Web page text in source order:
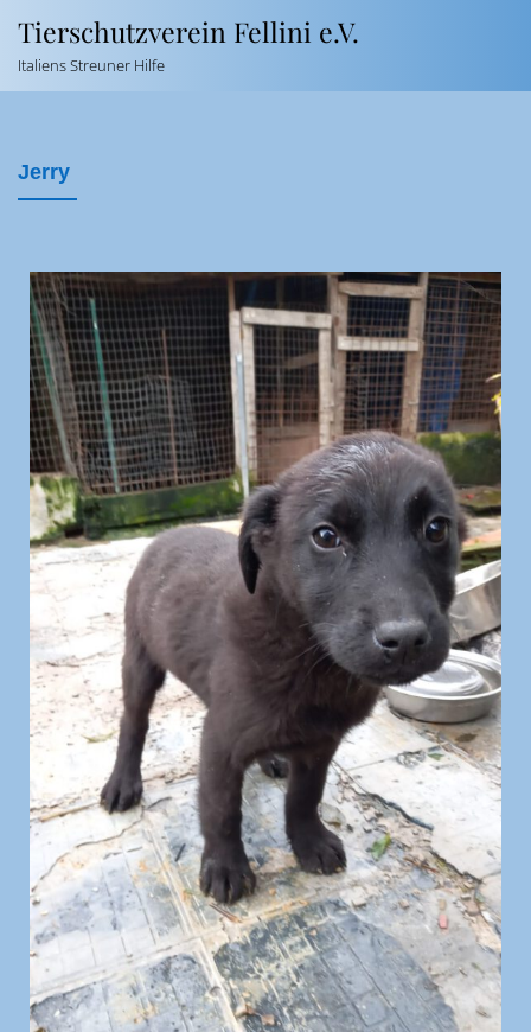
Tierschutzverein Fellini e.V.
Italiens Streuner Hilfe
Jerry